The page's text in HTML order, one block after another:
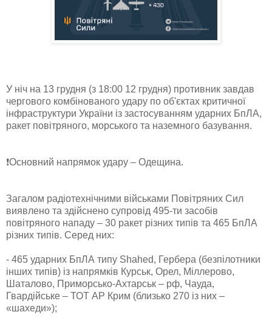
У ніч на 13 грудня (з 18:00 12 грудня) противник завдав
чергового комбінованого удару по об'єктах критичної
інфраструктури України із застосуванням ударних БпЛА,
ракет повітряного, морського та наземного базування.
❗️Основний напрямок удару – Одещина.
Загалом радіотехнічними військами Повітряних Сил
виявлено та здійснено супровід 495-ти засобів
повітряного нападу – 30 ракет різних типів та 465 БпЛА
різних типів. Серед них:
- 465 ударних БпЛА типу Shahed, Гербера (безпілотники
інших типів) із напрямків Курськ, Орел, Міллерово,
Шаталово, Приморсько-Ахтарськ – рф, Чауда,
Гвардійське – ТОТ АР Крим (близько 270 із них –
«шахеди»);